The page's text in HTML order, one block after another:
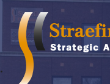
Ga
naar
inhoud
.